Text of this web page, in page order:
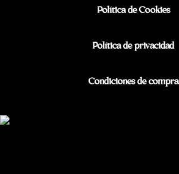
Política de Cookies
Política de privacidad
Condiciones de compra